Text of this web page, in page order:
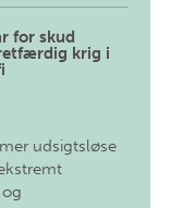
for skud
krig i
udsigtsløse